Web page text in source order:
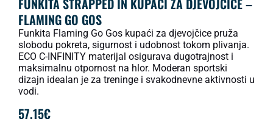
FUNKITA STRAPPED IN KUPAĆI ZA DJEVOJČICE –
FLAMING GO GOS
Funkita Flaming Go Gos kupaći za djevojčice pruža
slobodu pokreta, sigurnost i udobnost tokom plivanja.
ECO C-INFINITY materijal osigurava dugotrajnost i
maksimalnu otpornost na hlor. Moderan sportski
dizajn idealan je za treninge i svakodnevne aktivnosti u
vodi.
57.15€